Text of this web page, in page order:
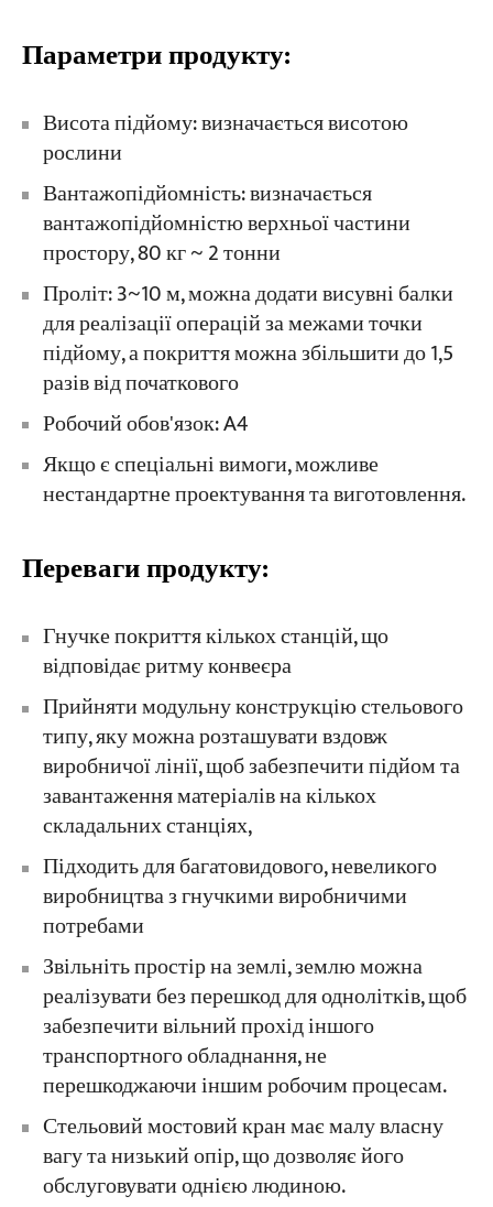
Параметри продукту:
Висота підйому: визначається висотою
рослини
Вантажопідйомність: визначається
вантажопідйомністю верхньої частини
простору, 80 кг ~ 2 тонни
Проліт: 3~10 м, можна додати висувні балки
для реалізації операцій за межами точки
підйому, а покриття можна збільшити до 1,5
разів від початкового
Робочий обов'язок: A4
Якщо є спеціальні вимоги, можливе
нестандартне проектування та виготовлення.
Переваги продукту:
Гнучке покриття кількох станцій, що
відповідає ритму конвеєра
Прийняти модульну конструкцію стельового
типу, яку можна розташувати вздовж
виробничої лінії, щоб забезпечити підйом та
завантаження матеріалів на кількох
складальних станціях,
Підходить для багатовидового, невеликого
виробництва з гнучкими виробничими
потребами
Звільніть простір на землі, землю можна
реалізувати без перешкод для однолітків, щоб
забезпечити вільний прохід іншого
транспортного обладнання, не
перешкоджаючи іншим робочим процесам.
Стельовий мостовий кран має малу власну
вагу та низький опір, що дозволяє його
обслуговувати однією людиною.